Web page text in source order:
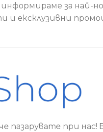
за най-
и ексклузивни
пазарувате при нас!